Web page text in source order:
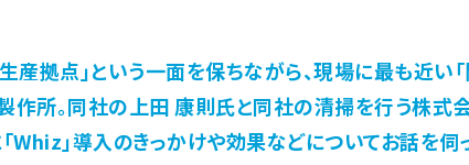
産拠点」という一面を保ちながら、現場に最も近い
作所。同社の上田 康則氏と同社の清掃を行う株式
」導入のきっかけや効果などについてお話を伺